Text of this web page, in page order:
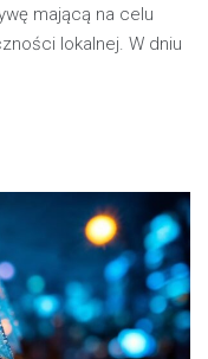
mającą na celu
lokalnej. W dniu